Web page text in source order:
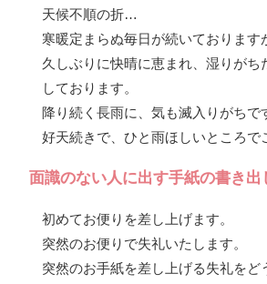
天候不順の折…
寒暖定まらぬ毎日が続いておりま
久しぶりに快晴に恵まれ、湿りがち
しております。
降り続く長雨に、気も滅入りがち
好天続きで、ひと雨ほしいところで
面識のない人に出す手紙の書き出
初めてお便りを差し上げます。
突然のお便りで失礼いたします。
突然のお手紙を差し上げる失礼をど